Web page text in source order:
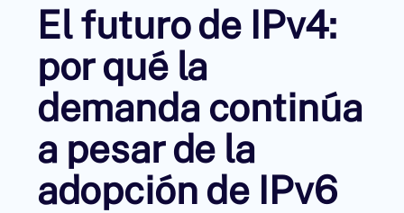
El futuro de IPv4:
por qué la
demanda continúa
a pesar de la
adopción de IPv6